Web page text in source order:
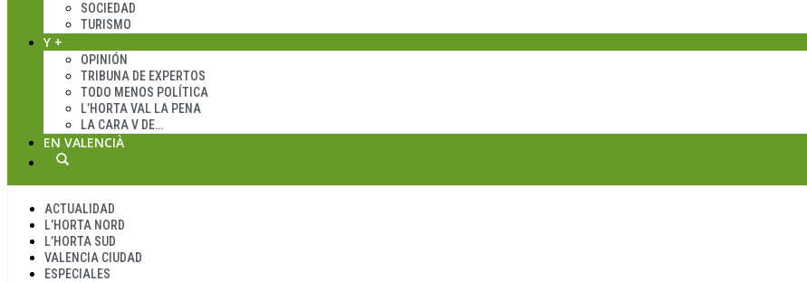
SOCIEDAD
TURISMO
Y +
OPINIÓN
TRIBUNA DE EXPERTOS
TODO MENOS POLÍTICA
L’HORTA VAL LA PENA
LA CARA V DE…
EN VALENCIÀ
ACTUALIDAD
L’HORTA NORD
L’HORTA SUD
VALENCIA CIUDAD
ESPECIALES